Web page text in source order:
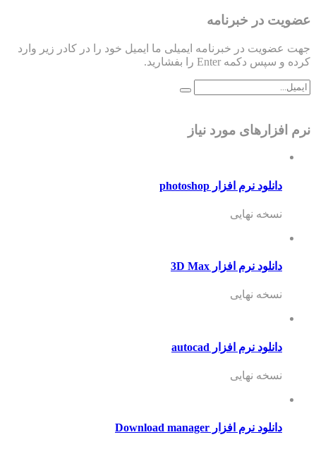
عضویت در خبرنامه
جهت عضویت در خبرنامه ایمیلی ما ایمیل خود را در کادر زیر وارد
کرده و سپس دکمه Enter را بفشارید.
نرم افزارهای مورد نیاز
دانلود نرم افزار photoshop
نسخه نهایی
دانلود نرم افزار 3D Max
نسخه نهایی
دانلود نرم افزار autocad
نسخه نهایی
دانلود نرم افزار Download manager